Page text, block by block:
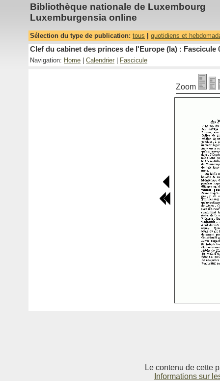
Bibliothèque nationale de Luxembourg
Luxemburgensia online
Sélection du type de publication: tous quotidiens et
Clef du cabinet des princes de l'Europe (la) : Fascicule
Navigation: Home Calendrier Fascicule
Zoom
Le contenu de cette
Informations sur